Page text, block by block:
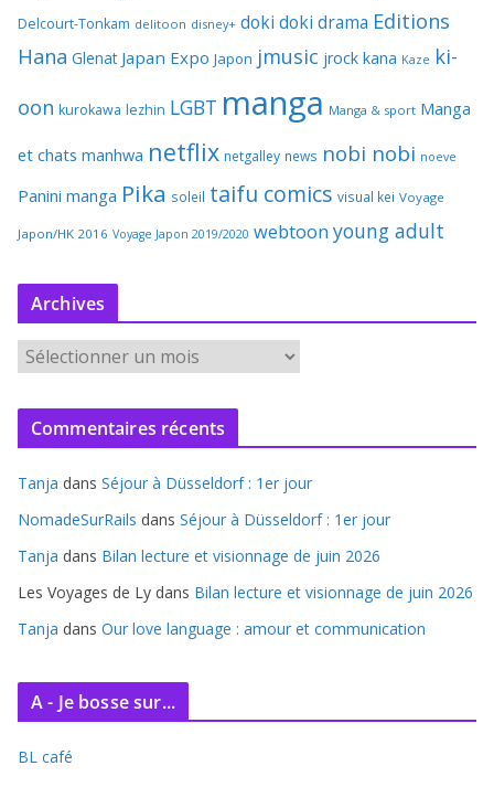
Delcourt-Tonkam delitoon disney+ doki doki drama Editions
Hana Glenat Japan Expo Japon jmusic jrock kana Kaze ki-
oon kurokawa lezhin LGBT manga Manga & sport Manga
et chats manhwa netflix netgalley news nobi nobi noeve
Panini manga Pika soleil taifu comics visual kei Voyage
Japon/HK 2016 Voyage Japon 2019/2020 webtoon young adult
Archives
r
c
v
e
s
Commentaires récents
Tanja dans Séjour à Düsseldorf : 1er jour
NomadeSurRails dans Séjour à Düsseldorf : 1er jour
Tanja dans Bilan lecture et visionnage de juin 2026
Les Voyages de Ly dans Bilan lecture et visionnage de juin 2026
Tanja dans Our love language : amour et communication
A - Je bosse sur...
BL café